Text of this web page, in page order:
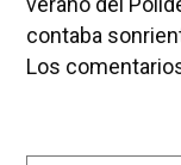
contaba
Los